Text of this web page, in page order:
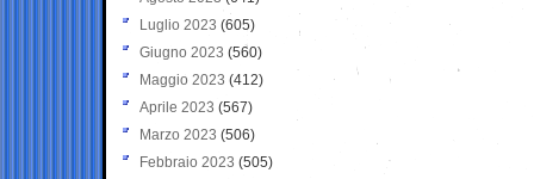
Luglio 2023 (605)
Giugno 2023 (560)
Maggio 2023 (412)
Aprile 2023 (567)
Marzo 2023 (506)
Febbraio 2023 (505)